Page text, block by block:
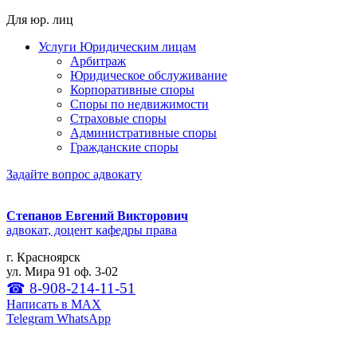
Для юр. лиц
Услуги Юридическим лицам
Арбитраж
Юридическое обслуживание
Корпоративные споры
Споры по недвижимости
Страховые споры
Административные споры
Гражданские споры
Задайте вопрос адвокату
Степанов Евгений Викторович
адвокат, доцент кафедры права
г. Красноярск
ул. Мира 91 оф. 3-02
☎ 8-908-214-11-51
Написать в МАХ
Telegram WhatsApp